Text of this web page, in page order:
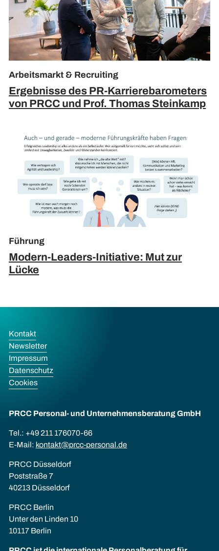
Arbeitsmarkt & Recruiting
Ergebnisse des PR-Karrierebarometers
von PRCC und Prof. Thomas Steinkamp
Führung
Modern-Leaders-Initiative: Mut zur
Lücke
Kontakt
Newsletter
Impressum
Datenschutz
Cookies
PRCC Personal- und Unternehmens­beratung GmbH
Tel.: +49 211 176070-66
E-Mail: kontakt@prcc-personal.de
PRCC Düsseldorf
Poststraße 7
40213 Düsseldorf
PRCC Berlin
Unter den Linden 10
10117 Berlin